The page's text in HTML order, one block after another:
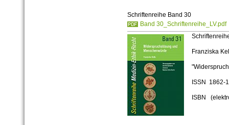
Schriftenreihe Band 30
Band 30_Schriftenreihe_LV.pdf
Franziska
ISSN 1862-
ISBN